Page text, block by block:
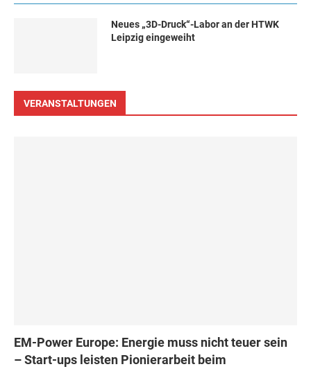
Neues „3D-Druck“-Labor an der HTWK
Leipzig eingeweiht
VERANSTALTUNGEN
EM-Power Europe: Energie muss nicht teuer sein
– Start-ups leisten Pionierarbeit beim